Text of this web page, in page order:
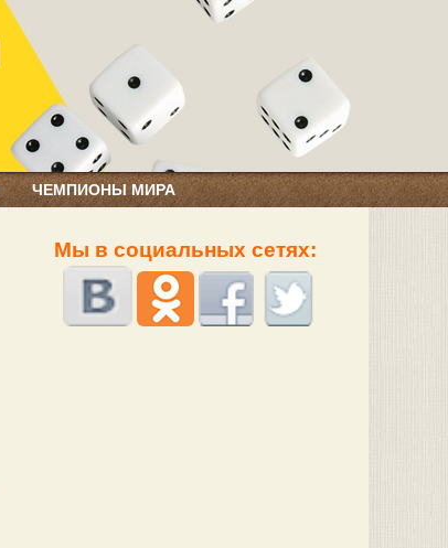
ЧЕМПИОНЫ МИРА
Мы в социальных сетях: